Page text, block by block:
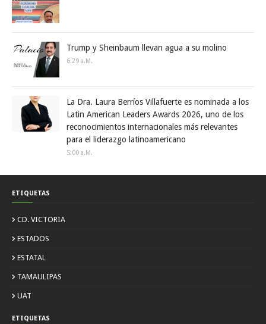
Trump y Sheinbaum llevan agua a su molino
6:29 A.m.
La Dra. Laura Berríos Villafuerte es nominada a los
Latin American Leaders Awards 2026, uno de los
reconocimientos internacionales más relevantes
para el liderazgo latinoamericano
5:00 A.m.
ETIQUETAS
CD. VICTORIA
ESTADOS
ESTATAL
TAMAULIPAS
UAT
ETIQUETAS